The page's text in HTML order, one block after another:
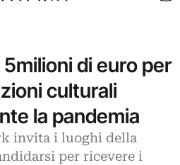
di euro per
culturali
la pandemia
invita i luoghi della
per ricevere i